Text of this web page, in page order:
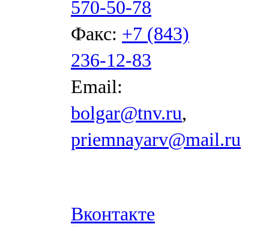
570-50-78
Факс: +7 (843)
236-12-83
Email:
bolgar@tnv.ru,
priemnayarv@mail.ru
Вконтакте